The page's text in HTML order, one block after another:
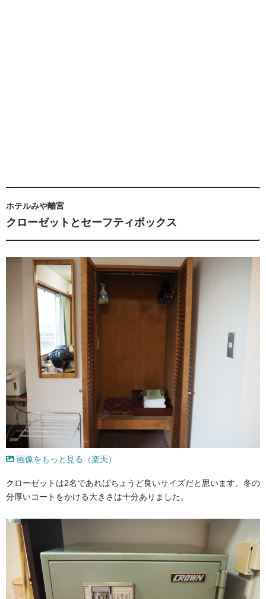
ホテルみや離宮
クローゼットとセーフティボックス
画像をもっと見る（楽天）
クローゼットは2名であればちょうど良いサイズだと思います。冬の
分厚いコートをかける大きさは十分ありました。